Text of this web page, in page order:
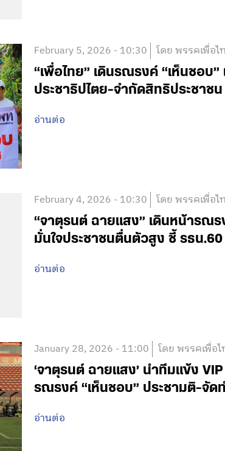
February 5, 2026 - 10:30 โดย พรรคเพื่อไ
“เพื่อไทย” เดินรณรงค์ “เห็นชอบ
ประชาธิปไตย-จำกัดสิทธิประชาชน
อ่านต่อ
February 4, 2026 - 10:30 โดย พรรคเพื่อไ
“จาตุรนต์ ฉายแสง” เดินหน้ารณ
มั่นใจประชาชนตื่นตัวสูง ชี้ รธน
อ่านต่อ
January 28, 2026 - 11:00 โดย พรรคเพื่อ
‘จาตุรนต์ ฉายแสง’ นำทีมแข้ง
รณรงค์ “เห็นชอบ” ประชามติ-จั
อ่านต่อ